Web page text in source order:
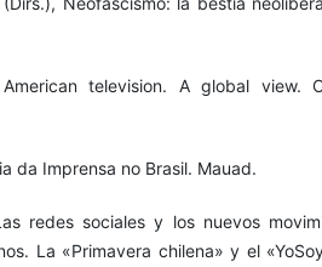
television. A global view.
da Imprensa no Brasil. Mauad.
redes sociales y los nuevos
La «Primavera chilena» y el